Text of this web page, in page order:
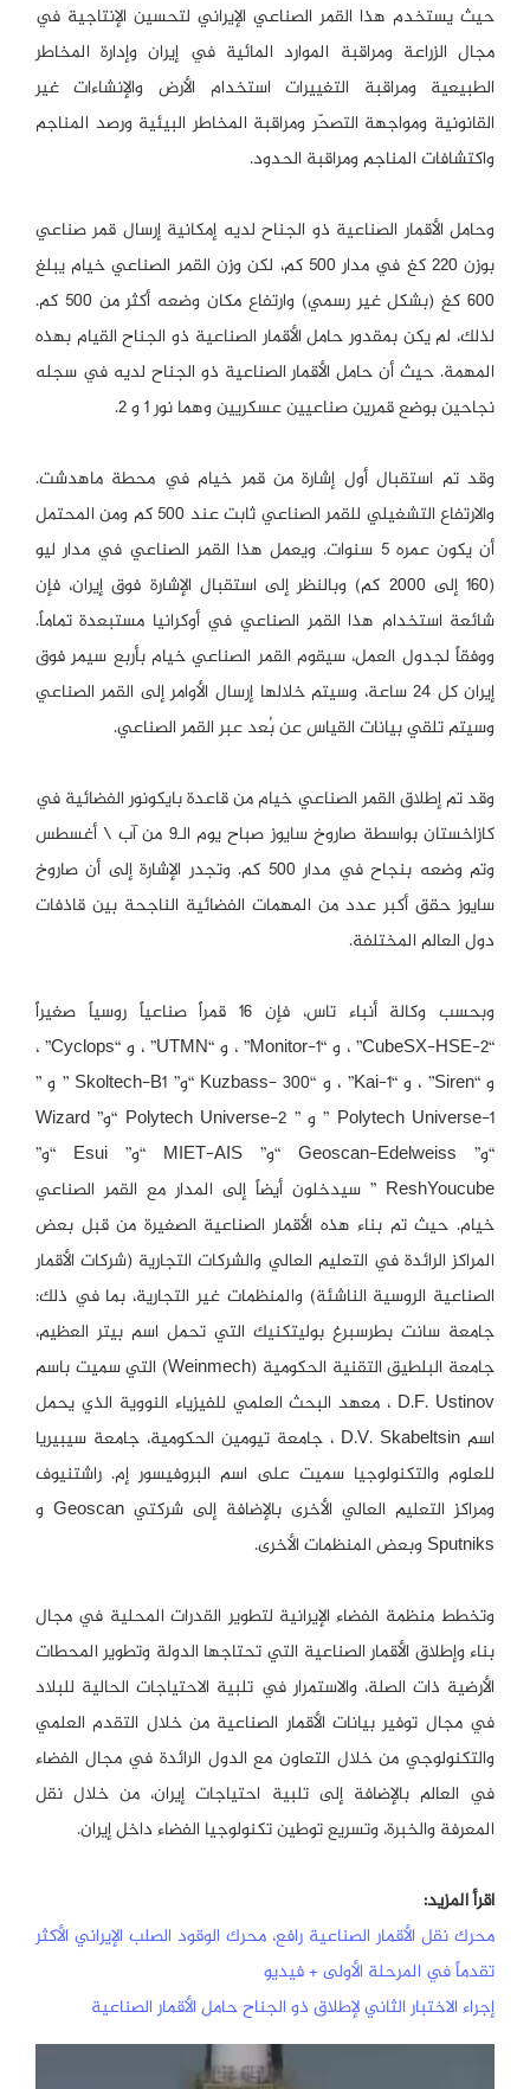
حيث يستخدم هذا القمر الصناعي الإيراني لتحسين الإنتاجية في
مجال الزراعة ومراقبة الموارد المائية في إيران وإدارة المخاطر
الطبيعية ومراقبة التغييرات استخدام الأرض والإنشاءات غير
القانونية ومواجهة التصحّر ومراقبة المخاطر البيئية ورصد المناجم
واكتشافات المناجم ومراقبة الحدود.
وحامل الأقمار الصناعية ذو الجناح لديه إمكانية إرسال قمر صناعي
بوزن 220 كغ في مدار 500 كم، لكن وزن القمر الصناعي خيام يبلغ
600 كغ (بشكل غير رسمي) وارتفاع مكان وضعه أكثر من 500 كم.
لذلك، لم يكن بمقدور حامل الأقمار الصناعية ذو الجناح القيام بهذه
المهمة. حيث أن حامل الأقمار الصناعية ذو الجناح لديه في سجله
نجاحين بوضع قمرين صناعيين عسكريين وهما نور 1 و 2.
وقد تم استقبال أول إشارة من قمر خيام في محطة ماهدشت.
والارتفاع التشغيلي للقمر الصناعي ثابت عند 500 كم ومن المحتمل
أن يكون عمره 5 سنوات. ويعمل هذا القمر الصناعي في مدار ليو
(160 إلى 2000 كم) وبالنظر إلى استقبال الإشارة فوق إيران، فإن
شائعة استخدام هذا القمر الصناعي في أوكرانيا مستبعدة تماماً.
ووفقاً لجدول العمل، سيقوم القمر الصناعي خيام بأربع سيمر فوق
إيران كل 24 ساعة، وسيتم خلالها إرسال الأوامر إلى القمر الصناعي
وسيتم تلقي بيانات القياس عن بُعد عبر القمر الصناعي.
وقد تم إطلاق القمر الصناعي خيام من قاعدة بايكونور الفضائية في
كازاخستان بواسطة صاروخ سايوز صباح يوم الـ9 من آب \ أغسطس
وتم وضعه بنجاح في مدار 500 كم. وتجدر الإشارة إلى أن صاروخ
سايوز حقق أكبر عدد من المهمات الفضائية الناجحة بين قاذفات
دول العالم المختلفة.
وبحسب وكالة أنباء تاس، فإن 16 قمراً صناعياً روسياً صغيراً
“CubeSX-HSE-2” ، و “Monitor-1” ، و “UTMN” ، و “Cyclops” ،
و “Siren” ، و “Kai-1” ، و “Kuzbass- 300 “و” Skoltech-B1 ” و ”
Polytech Universe-1 ” و ” Polytech Universe-2 “و” Wizard
“و” Geoscan-Edelweiss “و” MIET-AIS “و” Esui “و”
ReshYoucube ” سيدخلون أيضاً إلى المدار مع القمر الصناعي
خيام. حيث تم بناء هذه الأقمار الصناعية الصغيرة من قبل بعض
المراكز الرائدة في التعليم العالي والشركات التجارية (شركات الأقمار
الصناعية الروسية الناشئة) والمنظمات غير التجارية، بما في ذلك:
جامعة سانت بطرسبرغ بوليتكنيك التي تحمل اسم بيتر العظيم،
جامعة البلطيق التقنية الحكومية (Weinmech) التي سميت باسم
D.F. Ustinov ، معهد البحث العلمي للفيزياء النووية الذي يحمل
اسم D.V. Skabeltsin ، جامعة تيومين الحكومية، جامعة سيبيريا
للعلوم والتكنولوجيا سميت على اسم البروفيسور إم. راشتنيوف
ومراكز التعليم العالي الأخرى بالإضافة إلى شركتي Geoscan و
Sputniks وبعض المنظمات الأخرى.
وتخطط منظمة الفضاء الإيرانية لتطوير القدرات المحلية في مجال
بناء وإطلاق الأقمار الصناعية التي تحتاجها الدولة وتطوير المحطات
الأرضية ذات الصلة، والاستمرار في تلبية الاحتياجات الحالية للبلاد
في مجال توفير بيانات الأقمار الصناعية من خلال التقدم العلمي
والتكنولوجي من خلال التعاون مع الدول الرائدة في مجال الفضاء
في العالم بالإضافة إلى تلبية احتياجات إيران، من خلال نقل
المعرفة والخبرة، وتسريع توطين تكنولوجيا الفضاء داخل إيران.
اقرأ المزيد:
محرك نقل الأقمار الصناعية رافع، محرك الوقود الصلب الإيراني الأكثر
تقدماً في المرحلة الأولى + فيديو
إجراء الاختبار الثاني لإطلاق ذو الجناح حامل الأقمار الصناعية